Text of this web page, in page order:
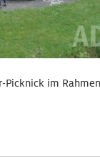
im